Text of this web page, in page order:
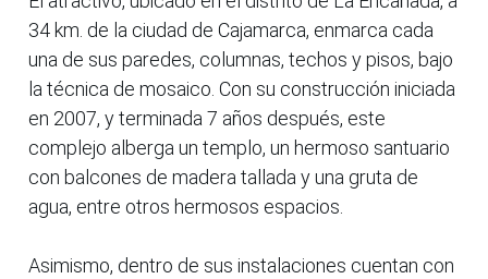
34 km. de la ciudad de Cajamarca, enmarca cada
una de sus paredes, columnas, techos y pisos, bajo
la técnica de mosaico. Con su construcción iniciada
en 2007, y terminada 7 años después, este
complejo alberga un templo, un hermoso santuario
con balcones de madera tallada y una gruta de
agua, entre otros hermosos espacios.
Asimismo, dentro de sus instalaciones cuentan con